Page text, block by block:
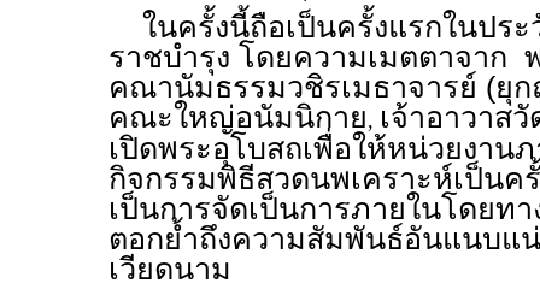
ในครั้งนี้ถือเป็นครั้งแรกในปร
ราชบำรุง โดยความเมตตาจาก
คณานัมธรรมวชิรเมธาจารย์ (ยุก
คณะใหญ่อนัมนิกาย, เจ้าอาวาส
เปิดพระอุโบสถเพื่อให้หน่วยงาน
กิจกรรมพิธีสวดนพเคราะห์เป็นค
เป็นการจัดเป็นการภายในโดยท
ตอกย้ำถึงความสัมพันธ์อันแนบแ
เวียดนาม